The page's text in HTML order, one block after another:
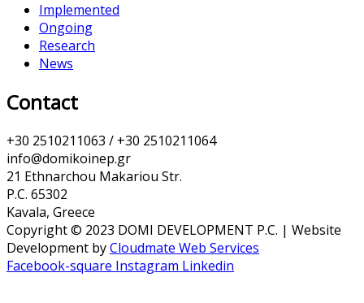
Implemented
Ongoing
Research
News
Contact
+30 2510211063 / +30 2510211064
info@domikoinep.gr
21 Ethnarchou Makariou Str.
P.C. 65302
Kavala, Greece
Copyright © 2023 DOMI DEVELOPMENT P.C. | Website
Development byCloudmate Web Services
Facebook-square Instagram Linkedin